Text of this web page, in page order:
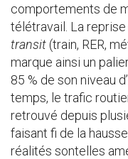
comportements de
télétravail. La
transit (train, RER,
marque ainsi un
85 % de son niveau
temps, le trafic
retrouvé depuis
faisant fi de la
réalités sontelles